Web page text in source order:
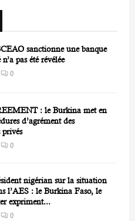
sanctionne une banque
pas été révélée
0
: le Burkina met en
d’agrément des
privés
0
nigérian sur la situation
l’AES : le Burkina Faso, le
expriment...
0